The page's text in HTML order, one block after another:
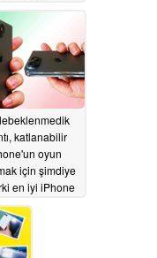
katlanabilir
oyun
için şimdiye
en iyi iPhone
ortaya
06/02/2026